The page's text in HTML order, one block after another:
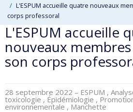
L'ESPUM accueille quatre nouveaux
corps professoral
L'ESPUM accueille
nouveaux
son corps
28 septembre 2022 – ESPUM ,
toxicologie , Épidémiologie ,
environnementale , Manchette